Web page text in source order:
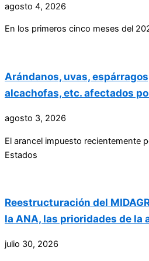
agosto 4, 2026
En los primeros cinco meses del
Arándanos, uvas,
alcachofas, etc. afectados
agosto 3, 2026
El arancel impuesto recientemente
Estados
Reestructuración del
la ANA, las prioridades de la
julio 30, 2026